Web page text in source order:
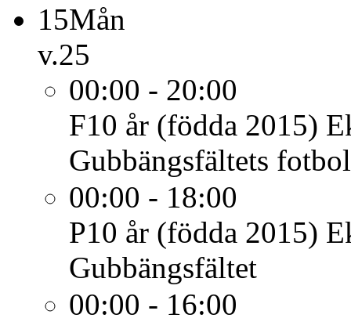
15Mån
v.25
00:00 - 20:00
F10 år (födda 2015)
Gubbängsfältets
00:00 - 18:00
P10 år (födda 2015)
Gubbängsfältet
00:00 - 16:00